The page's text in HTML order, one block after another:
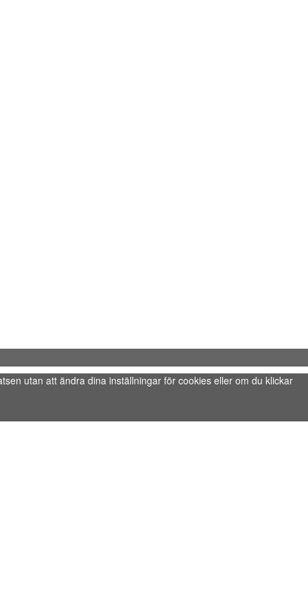
utan att ändra dina inställningar för cookies eller om du klickar